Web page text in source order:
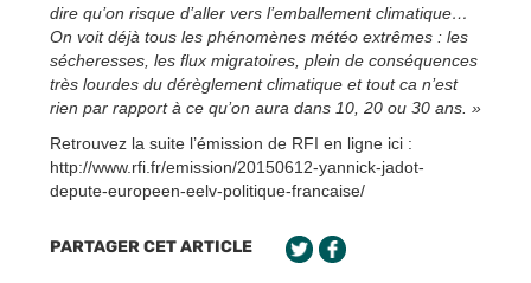
dire qu’on risque d’aller vers l’emballement climatique…
On voit déjà tous les phénomènes météo extrêmes : les
sécheresses, les flux migratoires, plein de conséquences
très lourdes du dérèglement climatique et tout ca n’est
rien par rapport à ce qu’on aura dans 10, 20 ou 30 ans. »
Retrouvez la suite l’émission de RFI en ligne ici :
http://www.rfi.fr/emission/20150612-yannick-jadot-
depute-europeen-eelv-politique-francaise/
PARTAGER CET ARTICLE